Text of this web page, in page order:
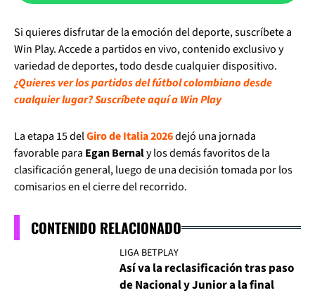
Si quieres disfrutar de la emoción del deporte, suscríbete a
Win Play. Accede a partidos en vivo, contenido exclusivo y
variedad de deportes, todo desde cualquier dispositivo.
¿Quieres ver los partidos del fútbol colombiano desde
cualquier lugar? Suscríbete aquí a Win Play
La etapa 15 delGiro de Italia 2026dejó una jornada
favorable para Egan Bernaly los demás favoritos de la
clasificación general, luego de una decisión tomada por los
comisarios en el cierre del recorrido.
CONTENIDO RELACIONADO
LIGA BETPLAY
Así va la reclasificación tras paso
de Nacional y Junior a la final